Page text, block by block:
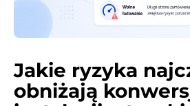
Jakie ryzyka
obniżają